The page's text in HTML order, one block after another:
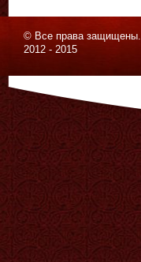
© Все права защищены.
2012 - 2015